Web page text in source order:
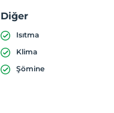
Diğer
Isıtma
Klima
Şömine